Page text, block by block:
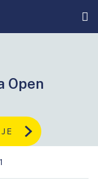
Open